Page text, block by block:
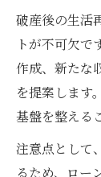
破産後の生活
トが不可欠で
作成、新たな
を提案します
基盤を整える
注意点として
るため、ロー